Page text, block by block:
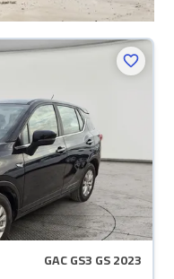
GAC GS3 GS 2023